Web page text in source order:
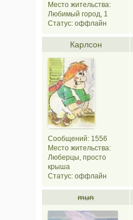
Место жительства:
Любимый город, 1
Статус: оффлайн
Карлсон
Сообщений: 1556
Место жительства:
Люберцы, просто
крыша
Статус: оффлайн
mun